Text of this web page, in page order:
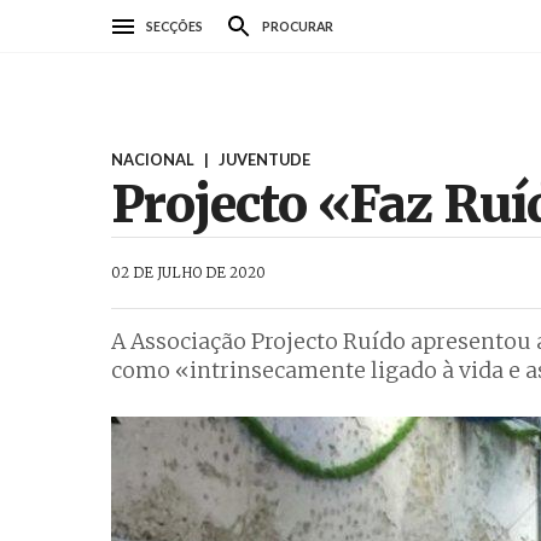
SECÇÕES PROCURAR
NACIONAL | JUVENTUDE
Projecto «Faz
02 DE JULHO DE 2020
A Associação Projecto Ruído
como «intrinsecamente ligado à vida e